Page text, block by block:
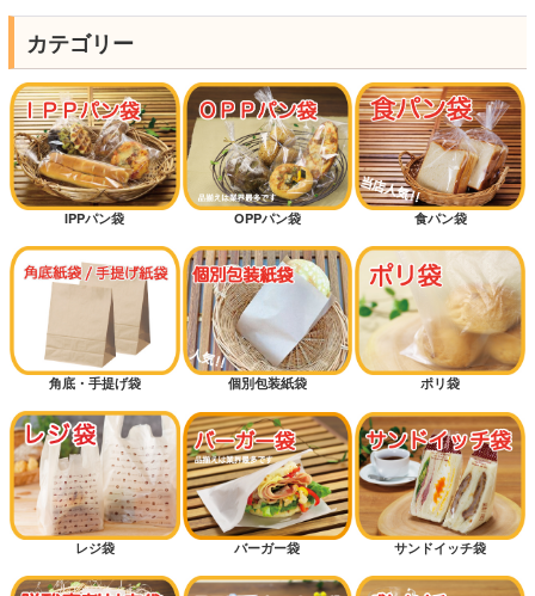
カテゴリー
IPPパン袋 OPPパン袋 食パン袋
角底・手提げ袋 個別包装紙袋 ポリ袋
レジ袋 バーガー袋 サンドイッチ袋